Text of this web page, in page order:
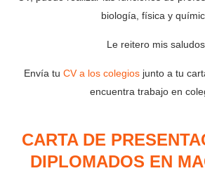
biología, física y
Le reitero mis saludos,
Envía tu CV a los colegiosjunto a tu
encuentra trabajo en
CARTA DE
DIPLOMADOS EN